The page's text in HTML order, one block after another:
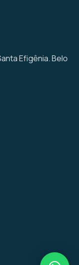
Efigênia. Belo